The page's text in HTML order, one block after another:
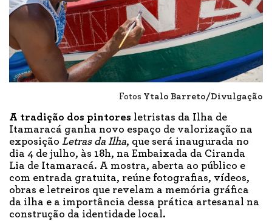
Fotos Ytalo Barreto/Divulgação
A tradição dos pintores letristas da Ilha de
Itamaracá ganha novo espaço de valorização na
exposição Letras da Ilha, que será inaugurada no
dia 4 de julho, às 18h, na Embaixada da Ciranda
Lia de Itamaracá. A mostra, aberta ao público e
com entrada gratuita, reúne fotografias, vídeos,
obras e letreiros que revelam a memória gráfica
da ilha e a importância dessa prática artesanal na
construção da identidade local.